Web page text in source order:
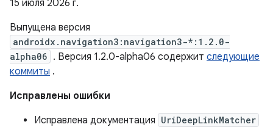
15 июля 2026 г.
Выпущена версия
androidx.navigation3:navigation3-*:1.2.0-
alpha06 . Версия 1.2.0-alpha06 содержит следующие
коммиты .
Исправлены ошибки
Исправлена ​​документация UriDeepLinkMatcher